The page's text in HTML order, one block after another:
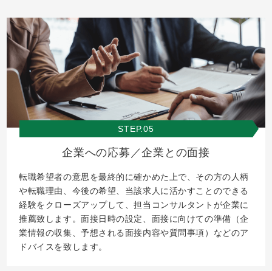
STEP.05
企業への応募／企業との面接
転職希望者の意思を最終的に確かめた上で、その方の人柄
や転職理由、今後の希望、当該求人に活かすことのできる
経験をクローズアップして、担当コンサルタントが企業に
推薦致します。面接日時の設定、面接に向けての準備（企
業情報の収集、予想される面接内容や質問事項）などのア
ドバイスを致します。